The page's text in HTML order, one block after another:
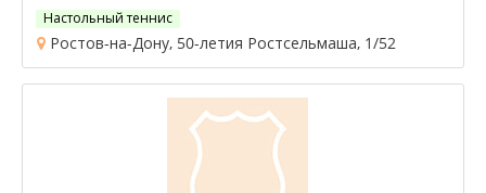
Настольный теннис
Ростов-на-Дону, 50-летия Ростсельмаша, 1/52